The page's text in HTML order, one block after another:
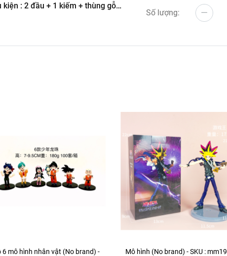
: 2 đầu + 1 kiếm + thùng gỗ
Số lượng:
6 mô hình nhân vật (No brand) -
Mô hình (No brand) - SKU : mm19